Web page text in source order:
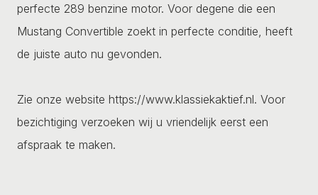
perfecte 289 benzine motor. Voor degene die een
Mustang Convertible zoekt in perfecte conditie, heeft
de juiste auto nu gevonden.
Zie onze website https://www.klassiekaktief.nl. Voor
bezichtiging verzoeken wij u vriendelijk eerst een
afspraak te maken.